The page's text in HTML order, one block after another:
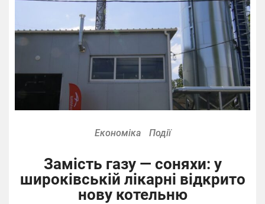
Економіка Події
Замість газу — соняхи: у
широківській лікарні відкрито
нову котельню